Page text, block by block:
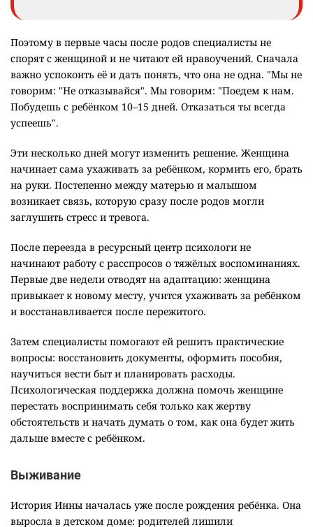
Поэтому в первые часы после родов специалисты не
спорят с женщиной и не читают ей нравоучений. Сначала
важно успокоить её и дать понять, что она не одна. "Мы не
говорим: "Не отказывайся". Мы говорим: "Поедем к нам.
Побудешь с ребёнком 10–15 дней. Отказаться ты всегда
успеешь".
Эти несколько дней могут изменить решение. Женщина
начинает сама ухаживать за ребёнком, кормить его, брать
на руки. Постепенно между матерью и малышом
возникает связь, которую сразу после родов могли
заглушить стресс и тревога.
После переезда в ресурсный центр психологи не
начинают работу с расспросов о тяжёлых воспоминаниях.
Первые две недели отводят на адаптацию: женщина
привыкает к новому месту, учится ухаживать за ребёнком
и восстанавливается после пережитого.
Затем специалисты помогают ей решить практические
вопросы: восстановить документы, оформить пособия,
научиться вести быт и планировать расходы.
Психологическая поддержка должна помочь женщине
перестать воспринимать себя только как жертву
обстоятельств и начать думать о том, как она будет жить
дальше вместе с ребёнком.
Выживание
История Инны началась уже после рождения ребёнка. Она
выросла в детском доме: родителей лишили